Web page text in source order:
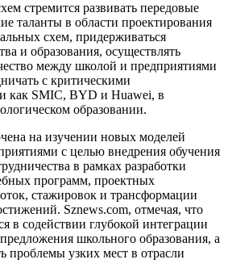
стремится развивать передовые
таланты в области проектирования
схем, придерживаться
и образования, осуществлять
между школой и предприятиями
с критическими
как SMIC, BYD и Huawei, в
образовании.
на изучении новых моделей
с целью внедрения обучения
в рамках разработки
программ, проектных
стажировок и трансформации
Sznews.com, отмечая, что
в содействии глубокой интеграции
школьного образования, а
проблемы узких мест в отрасли